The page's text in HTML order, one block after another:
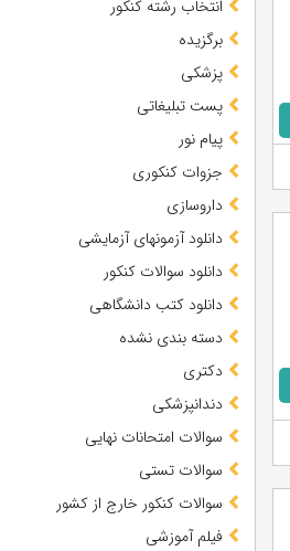
انتخاب رشته کنکور
برگزیده
پزشکی
پست تبلیغاتی
پیام نور
جزوات کنکوری
داروسازی
دانلود آزمونهای آزمایشی
دانلود سوالات کنکور
دانلود کتب دانشگاهی
دسته بندی نشده
دکتری
دندانپزشکی
سوالات امتحانات نهایی
سوالات تستی
سوالات کنکور خارج از کشور
فیلم آموزشی